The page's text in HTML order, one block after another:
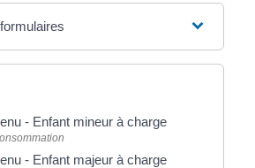
- Enfant mineur à charge
- Enfant majeur à charge